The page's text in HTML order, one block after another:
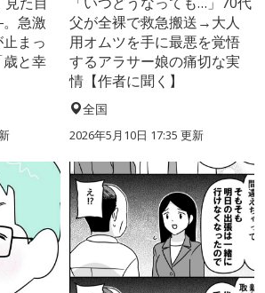
急激
まっ
と幸
父が全裸で救急搬送→大人
用オムツを手に最悪を覚悟
するアラサー娘の痛切な実
情【作者に聞く】
全国
2026年5月10日 17:35 更新